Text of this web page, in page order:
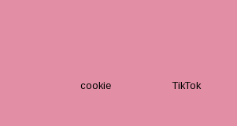
cookie TikTok